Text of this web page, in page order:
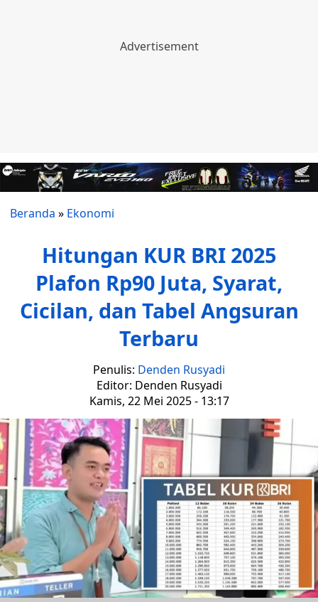
Beranda » Ekonomi
Hitungan KUR BRI 2025
Plafon Rp90 Juta, Syarat,
Cicilan, dan Tabel Angsuran
Terbaru
Penulis: Denden Rusyadi
Editor: Denden Rusyadi
Kamis, 22 Mei 2025 - 13:17